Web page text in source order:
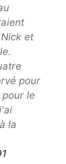
et
pour
le
la